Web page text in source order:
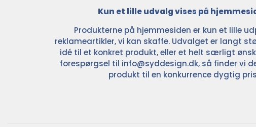
Kun et lille udvalg vises på
Produkterne på hjemmesiden er kun et lille
reklameartikler, vi kan skaffe. Udvalget er langt
idé til et konkret produkt, eller et helt særligt
forespørgsel til info@syddesign.dk, så finder vi
produkt til en konkurrence dygtig